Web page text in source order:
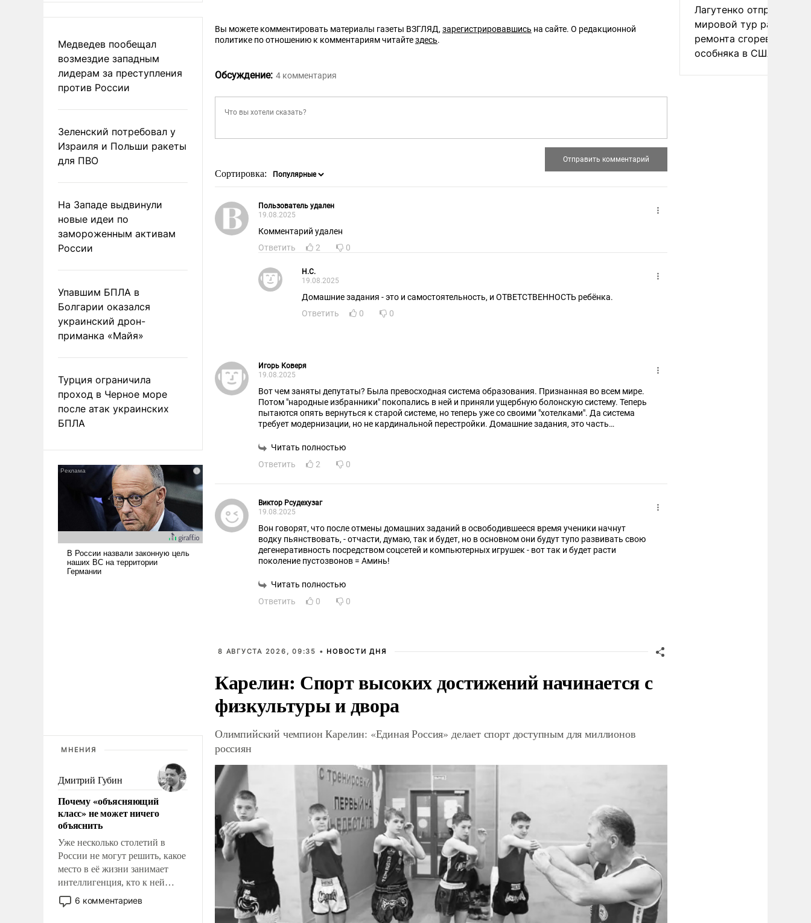
Медведев пообещал
возмездие западным
лидерам за преступления
против России
Зеленский потребовал у
Израиля и Польши ракеты
для ПВО
На Западе выдвинули
новые идеи по
замороженным активам
России
Упавшим БПЛА в
Болгарии оказался
украинский дрон-
приманка «Майя»
Турция ограничила
проход в Черное море
после атак украинских
БПЛА
МНЕНИЯ
Дмитрий Губин
Почему «объясняющий
класс» не может ничего
объяснить
Уже несколько столетий в
России не могут решить, какое
место в её жизни занимает
интеллигенция, кто к ней
принадлежит, а кого из неё
исключили с правом
6 комментариев
Вы можете комментировать материалы газеты ВЗГЛЯД, зарегистрировавшись на сайте. О редакционной
политике по отношению к комментариям читайтездесь.
Обсуждение: 4 комментария
Сортировка:
Пользователь удален
19.08.2025
Комментарий удален
Ответить
2 0
H.C.
19.08.2025
Домашние задания - это и самостоятельность, и ОТВЕТСТВЕННОСТЬ ребёнка.
Ответить
0 0
Игорь Коверя
19.08.2025
Вот чем заняты депутаты? Была превосходная система образования. Признанная во всем мире.
Потом "народные избранники" покопались в ней и приняли ущербную болонскую систему. Теперь
пытаются опять вернуться к старой системе, но теперь уже со своими "хотелками". Да система
требует модернизации, но не кардинальной перестройки. Домашние задания, это часть
навыкам которые пригодятся в жизни. А от "перегруза" нужно избавляться на других
Читать полностью
Ответить
2 0
Виктор Рсудехузаг
19.08.2025
Вон говорят, что после отмены домашних заданий в освободившееся время ученики начнут
водку пьянствовать, - отчасти, думаю, так и будет, но в основном они будут тупо развивать свою
дегенеративность посредством соцсетей и компьютерных игрушек - вот так и будет расти
поколение пустозвонов = Аминь!
Читать полностью
Ответить
0 0
8 АВГУСТА 2026, 09:35 • НОВОСТИ ДНЯ
Карелин: Спорт высоких достижений начинается с
физкультуры и двора
Олимпийский чемпион Карелин: «Единая Россия» делает спорт доступным для миллионов
россиян
Лагутенко отправился в
мировой тур ради
ремонта сгоревшего
особняка в США